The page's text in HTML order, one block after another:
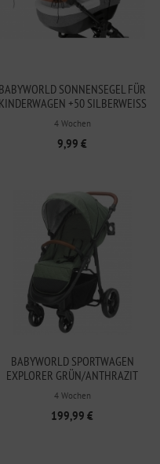
BABYWORLD SONNENSEGEL FÜR
KINDERWAGEN +50 SILBERWEISS
4 Wochen
9,99 €
BABYWORLD SPORTWAGEN
EXPLORER GRÜN/ANTHRAZIT
4 Wochen
199,99 €